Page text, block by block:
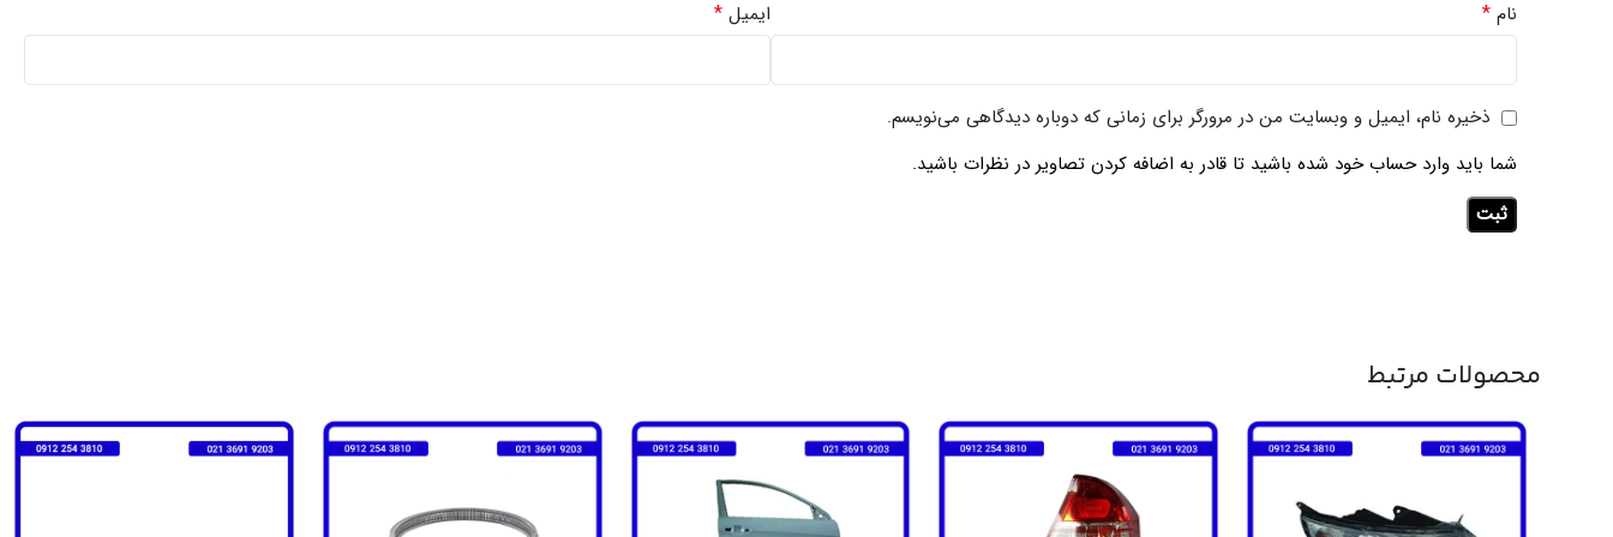
نام * ایمیل *
ذخیره نام، ایمیل و وبسایت من در مرورگر برای زمانی که دوباره دیدگاهی می‌نویسم.
شما باید وارد حساب خود شده باشید تا قادر به اضافه کردن تصاویر در نظرات باشید.
محصولات مرتبط